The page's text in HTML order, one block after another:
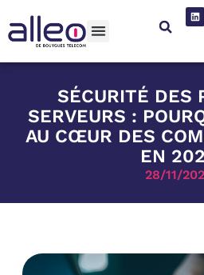
SÉCURITÉ DES
SERVEURS :
AU CŒUR DES
EN
28/11/